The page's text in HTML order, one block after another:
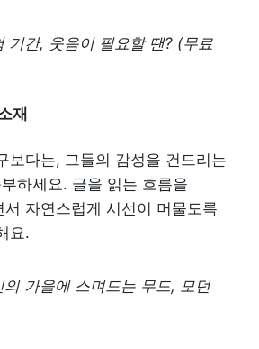
기간, 웃음이 필요할 땐? (무료
재
보다는, 그들의 감성을 건드리는
하세요. 글을 읽는 흐름을
서 자연스럽게 시선이 머물도록
요.
의 가을에 스며드는 무드, 모던